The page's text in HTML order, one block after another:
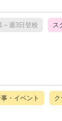
～週3日登校 ス
・イベント ク